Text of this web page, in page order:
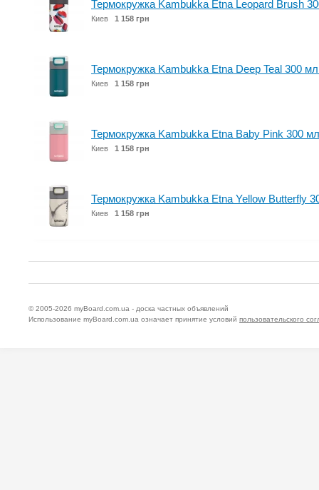
Термокружка Kambukka Etna Leopard Brush
Киев 1 158 грн
Термокружка Kambukka Etna Deep Teal 300
Киев 1 158 грн
Термокружка Kambukka Etna Baby Pink 300
Киев 1 158 грн
Термокружка Kambukka Etna Yellow Butterfly
Киев 1 158 грн
© 2005-2026 myBoard.com.ua - доска частных объявлений
Использование myBoard.com.ua означает принятие условий пользовательского